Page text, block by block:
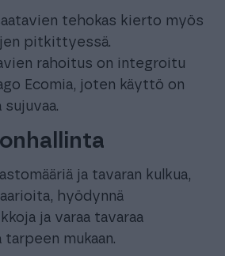
tehokas kierto myös
pitkittyessä.
rahoitus on integroitu
Ecomia, joten käyttö on
sujuvaa.
ja tavaran kulkua,
hyödynnä
ja varaa tavaraa
mukaan.